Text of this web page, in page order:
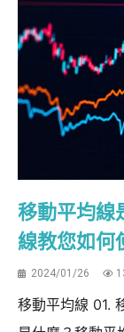
移動平均線
線教您如何
2024/01/26
移動平均線 01.